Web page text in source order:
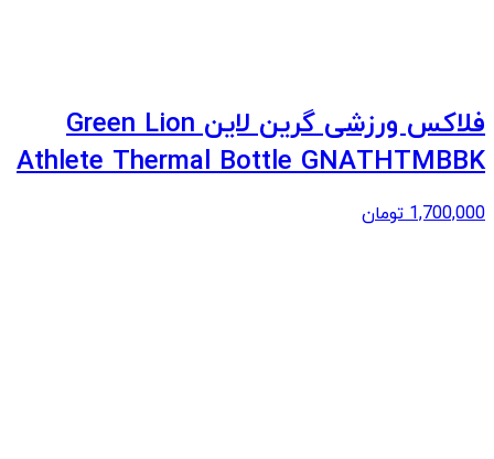
فلاکس ورزشی گرین لاین Green Lion
Athlete Thermal Bottle GNATHTMBBK
1,700,000 تومان